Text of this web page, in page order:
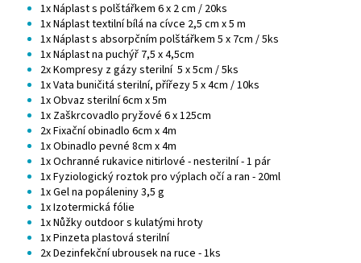
1x Náplast s polštářkem 6 x 2 cm / 20ks
1x Náplast textilní bílá na cívce 2,5 cm x 5 m
1x Náplast s absorpčním polštářkem 5 x 7cm / 5ks
1x Náplast na puchýř 7,5 x 4,5cm
2x Kompresy z gázy sterilní 5 x 5cm / 5ks
1x Vata buničitá sterilní, přířezy 5 x 4cm / 10ks
1x Obvaz sterilní 6cm x 5m
1x Zaškrcovadlo pryžové 6 x 125cm
2x Fixační obinadlo 6cm x 4m
1x Obinadlo pevné 8cm x 4m
1x Ochranné rukavice nitirlové - nesterilní - 1 pár
1x Fyziologický roztok pro výplach očí a ran - 20ml
1x Gel na popáleniny 3,5 g
1x Izotermická fólie
1x Nůžky outdoor s kulatými hroty
1x Pinzeta plastová sterilní
2x Dezinfekční ubrousek na ruce - 1ks